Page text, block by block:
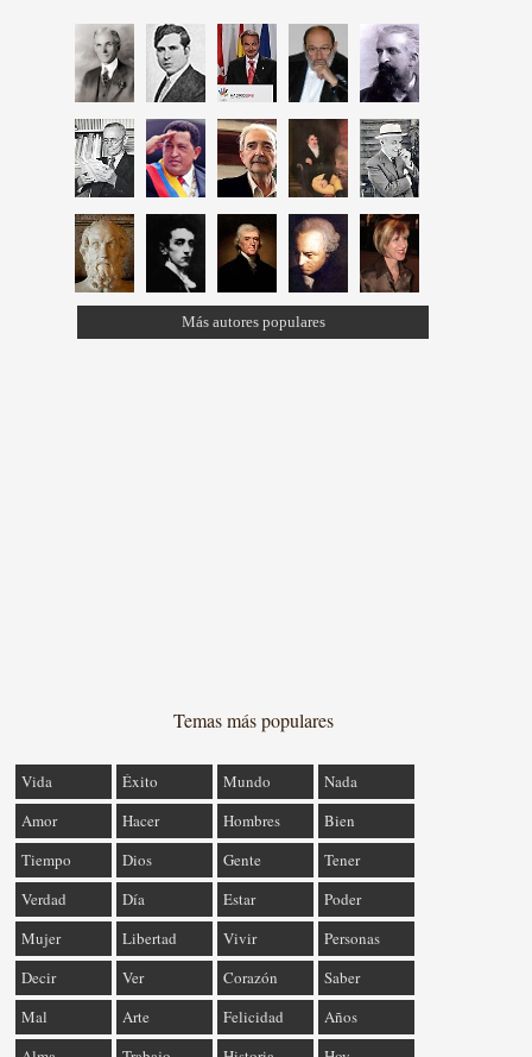
Más autores populares
Temas más populares
Vida Éxito Mundo
Nada
Amor
Hacer Hombres
Bien
Tiempo
Dios Gente
Tener
Verdad
Día Estar
Poder
Mujer
Libertad Vivir
Personas
Decir
Ver Corazón
Saber
Mal
Arte Felicidad
Años